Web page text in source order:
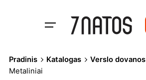
Pradinis Katalogas Verslo dovanos
Metaliniai